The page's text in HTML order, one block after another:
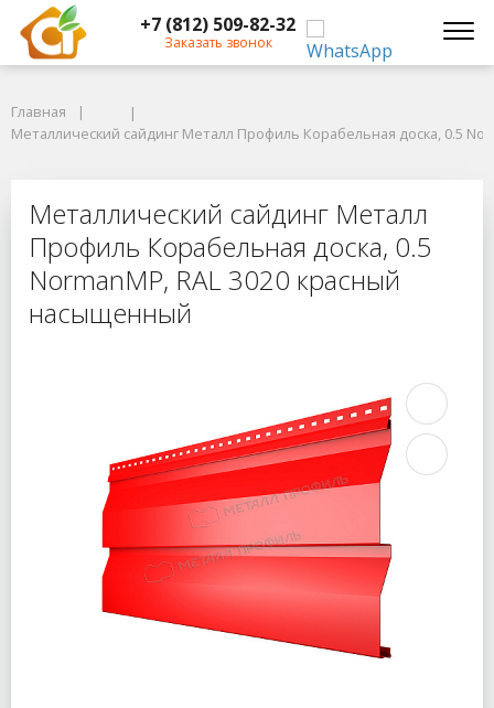
+7 (812) 509-82-32
Заказать звонок
Металлический сайдинг Металл Профиль Корабельная доска, 0.5
Металлический сайдинг Металл
Главная
Металлический сайдинг Металл Профиль Корабельная доска, 0.5
Металлический сайдинг Металл
Профиль Корабельная доска, 0.5
NormanMP, RAL 3020 красный
насыщенный